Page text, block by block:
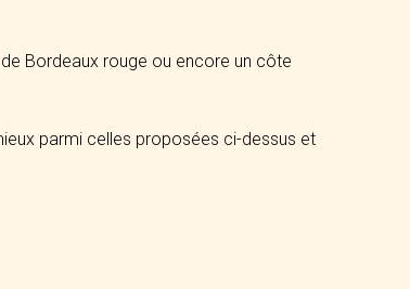
Bordeaux rouge ou encore un côte
parmi celles proposées ci-dessus et